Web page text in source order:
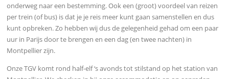
onderweg naar een bestemming. Ook een (groot) voordeel van reizen
per trein (of bus) is dat je je reis meer kunt gaan samenstellen en dus
kunt opbreken. Zo hebben wij dus de gelegenheid gehad om een paar
uur in Parijs door te brengen en een dag (en twee nachten) in
Montpellier zijn.
Onze TGV komt rond half-elf ‘s avonds tot stilstand op het station van